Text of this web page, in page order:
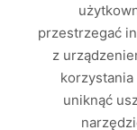
przestrzegać
z
uniknąć